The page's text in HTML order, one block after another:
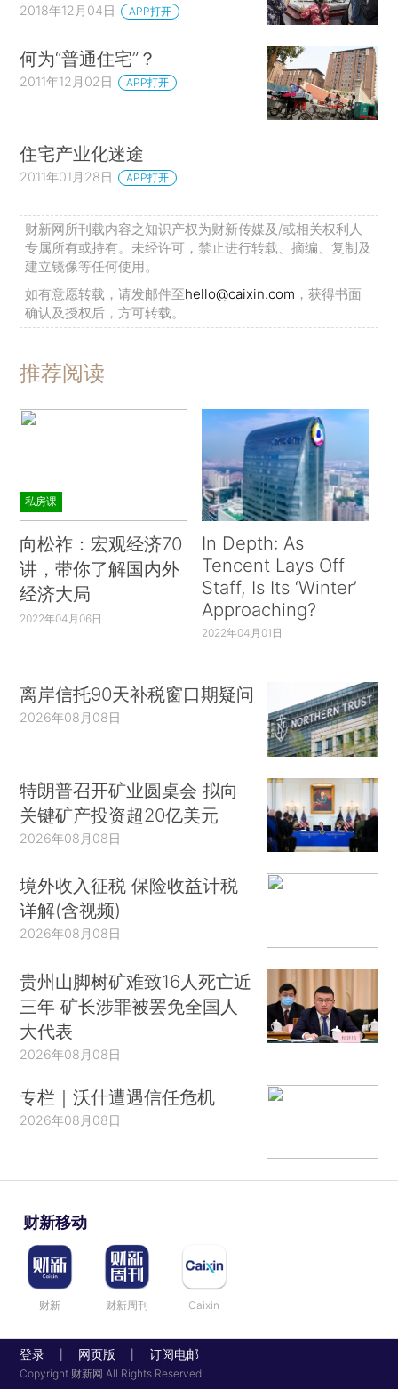
2018年12月04日 APP打开
何为“普通住宅”？
2011年12月02日 APP打开
住宅产业化迷途
2011年01月28日 APP打开
财新网所刊载内容之知识产权为财新传媒及/或相关权利人
专属所有或持有。未经许可，禁止进行转载、摘编、复制及
建立镜像等任何使用。
如有意愿转载，请发邮件至hello@caixin.com ，获得书面
确认及授权后，方可转载。
推荐阅读
私房课
向松祚：宏观经济70
讲，带你了解国内外
经济大局
2022年04月06日
In Depth: As
Tencent Lays Off
Staff, Is Its ‘Winter’
Approaching?
2022年04月01日
离岸信托90天补税窗口期疑问
2026年08月08日
特朗普召开矿业圆桌会 拟向
关键矿产投资超20亿美元
2026年08月08日
境外收入征税 保险收益计税
详解(含视频)
2026年08月08日
贵州山脚树矿难致16人死亡近
三年 矿长涉罪被罢免全国人
大代表
2026年08月08日
专栏｜沃什遭遇信任危机
2026年08月08日
财新移动
财新 财新周刊 Caixin
登录 网页版 订阅电邮
Copyright 财新网 All Rights Reserved